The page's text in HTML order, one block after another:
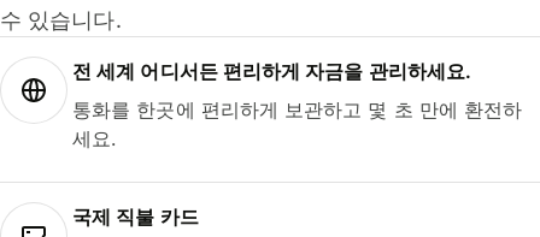
수 있습니다.
전 세계 어디서든 편리하게 자금을 관리하세요.
통화를 한곳에 편리하게 보관하고 몇 초 만에 환전하
세요.
국제 직불 카드